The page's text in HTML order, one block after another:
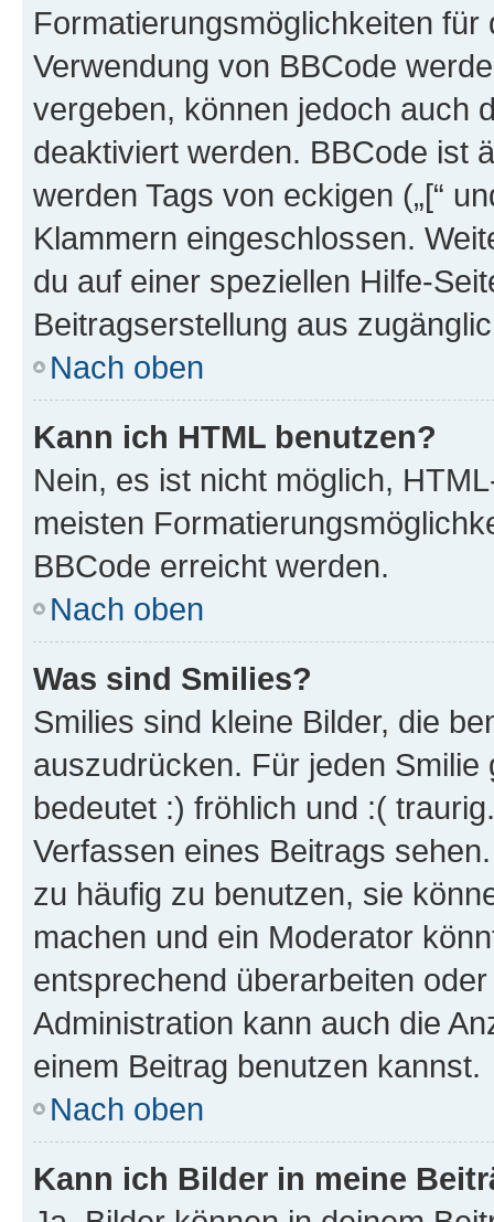
Formatierungsmöglichkeiten
Verwendung von BBCode
vergeben, können jedoch auch
deaktiviert werden. BBCode ist
werden Tags von eckigen („[“
Klammern eingeschlossen.
du auf einer speziellen Hilfe-
Beitragserstellung aus
Nach oben
Kann ich HTML benutzen?
Nein, es ist nicht möglich,
meisten
BBCode erreicht werden.
Nach oben
Was sind Smilies?
Smilies sind kleine Bilder, die
auszudrücken. Für jeden
bedeutet :) fröhlich und :(
Verfassen eines Beitrags
zu häufig zu benutzen, sie
machen und ein Moderator
entsprechend überarbeiten
Administration kann auch die
einem Beitrag benutzen kannst.
Nach oben
Kann ich Bilder in meine